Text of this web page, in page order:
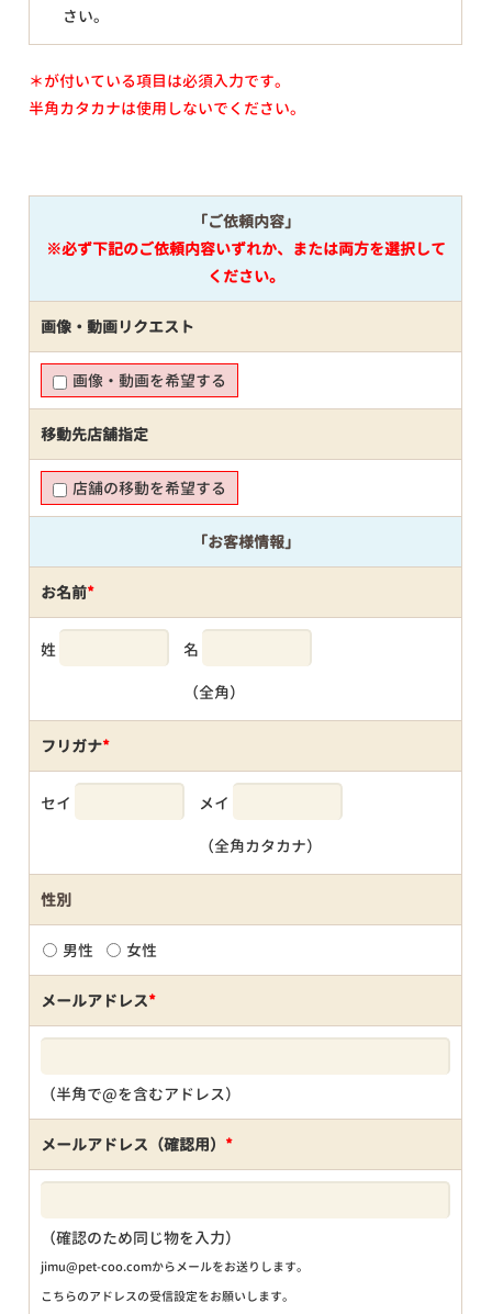
さい。
＊が付いている項目は必須入力です。
半角カタカナは使用しないでください。
「ご依頼内容」
※必ず下記のご依頼内容いずれか、または両方を選択して
ください。
画像・動画リクエスト
画像・動画を希望する
移動先店舗指定
店舗の移動を希望する
「お客様情報」
お名前*
姓 名
（全角）
フリガナ*
セイ メイ
（全角カタカナ）
性別
男性 女性
メールアドレス*
（半角で@を含むアドレス）
メールアドレス（確認用） *
（確認のため同じ物を入力）
jimu@pet-coo.comからメールをお送りします。
こちらのアドレスの受信設定をお願いします。